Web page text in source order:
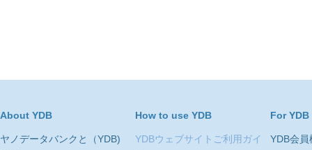
About YDB
ヤノデータバンクと（YDB)
How to use YDB
YDBウェブサイトご利用ガイ
For
YDB会員